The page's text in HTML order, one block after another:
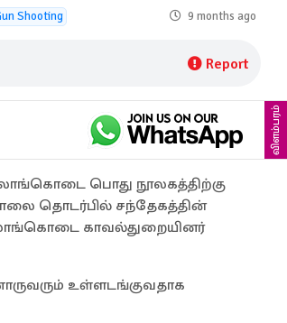
Shooting 9 months ago
Report
விளம்பரம்
பொது நூலகத்திற்கு
தொடர்பில் சந்தேகத்தின்
காவல்துறையினர்
உள்ளடங்குவதாக